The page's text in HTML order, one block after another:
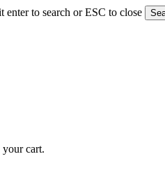
enter to search or ESC to close
your cart.